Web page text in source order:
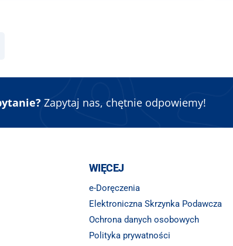
Zapytaj nas, chętnie odpowiemy!
WIĘCEJ
e-Doręczenia
Elektroniczna Skrzynka Podawcza
Ochrona danych osobowych
Polityka prywatności